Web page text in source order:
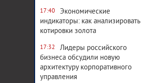
17:40
Экономические
индикаторы: как анализировать
котировки золота
17:32
Лидеры российского
бизнеса обсудили новую
архитектуру корпоративного
управления